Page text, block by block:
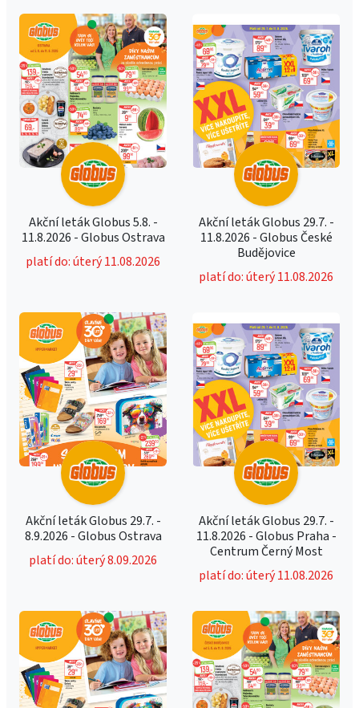
Akční leták Globus 5.8. -
11.8.2026 - Globus Ostrava
platí do: úterý 11.08.2026
Akční leták Globus 29.7. -
11.8.2026 - Globus České
Budějovice
platí do: úterý 11.08.2026
Akční leták Globus 29.7. -
8.9.2026 - Globus Ostrava
platí do: úterý 8.09.2026
Akční leták Globus 29.7. -
11.8.2026 - Globus Praha -
Centrum Černý Most
platí do: úterý 11.08.2026